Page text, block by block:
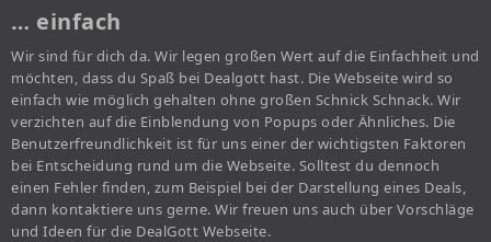
… einfach
Wir sind für dich da. Wir legen großen Wert auf die Einfachheit und
möchten, dass du Spaß bei Dealgott hast. Die Webseite wird so
einfach wie möglich gehalten ohne großen Schnick Schnack. Wir
verzichten auf die Einblendung von Popups oder Ähnliches. Die
Benutzerfreundlichkeit ist für uns einer der wichtigsten Faktoren
bei Entscheidung rund um die Webseite. Solltest du dennoch
einen Fehler finden, zum Beispiel bei der Darstellung eines Deals,
dann kontaktiere uns gerne. Wir freuen uns auch über Vorschläge
und Ideen für die DealGott Webseite.